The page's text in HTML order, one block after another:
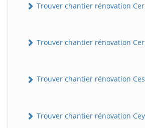
Trouver chantier rénovation
Trouver chantier rénovation
Trouver chantier rénovation
Trouver chantier rénovation